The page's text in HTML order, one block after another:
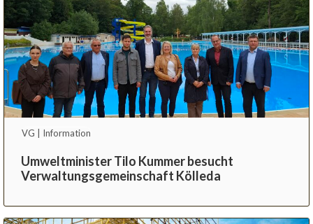
VG | Information
Umweltminister Tilo Kummer besucht
Verwaltungsgemeinschaft Kölleda